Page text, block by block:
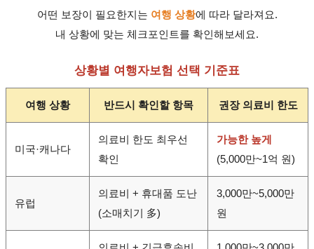
어떤 보장이 필요한지는 여행 상황에 따라 달라져요.
내 상황에 맞는 체크포인트를 확인해보세요.
상황별 여행자보험 선택 기준표
여행 상황 반드시 확인할 항목 권장 의료비 한도
미국·캐나다
의료비 한도 최우선
확인
가능한 높게
(5,000만~1억 원)
유럽
의료비 + 휴대품 도난
(소매치기 多)
3,000만~5,000만
원